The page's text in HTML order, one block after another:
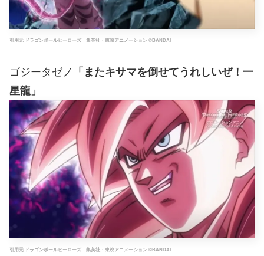
引用元 ドラゴンボールヒーローズ 集英社・東映アニメーション ©BANDAI
ゴジータゼノ
「またキサマを倒せてうれしいぜ！一
星龍」
引用元 ドラゴンボールヒーローズ 集英社・東映アニメーション ©BANDAI